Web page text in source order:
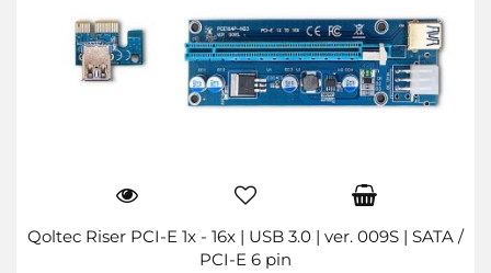
Qoltec Riser PCI-E 1x - 16x | USB 3.0 | ver. 009S | SATA /
PCI-E 6 pin